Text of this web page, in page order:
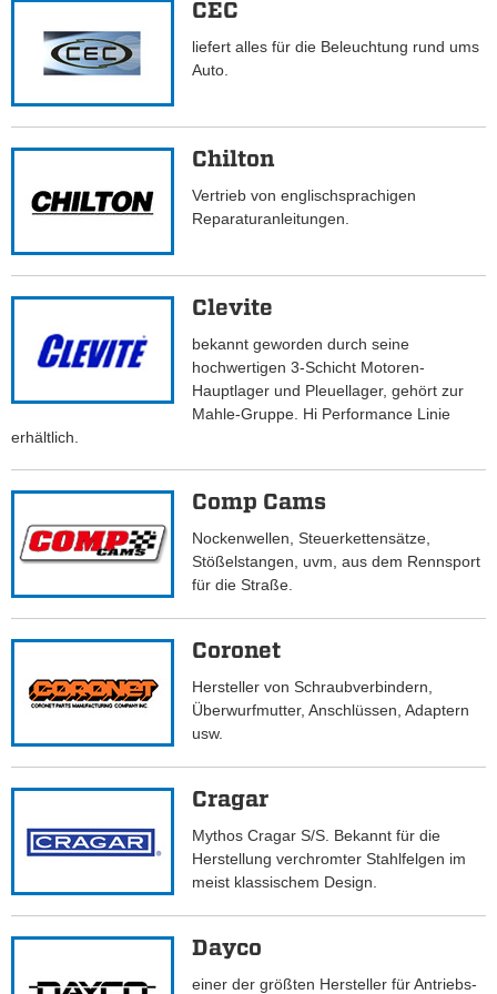
CEC
liefert alles für die Beleuchtung rund ums
Auto.
Chilton
Vertrieb von englischsprachigen
Reparaturanleitungen.
Clevite
bekannt geworden durch seine
hochwertigen 3-Schicht Motoren-
Hauptlager und Pleuellager, gehört zur
Mahle-Gruppe. Hi Performance Linie
erhältlich.
Comp Cams
Nockenwellen, Steuerkettensätze,
Stößelstangen, uvm, aus dem Rennsport
für die Straße.
Coronet
Hersteller von Schraubverbindern,
Überwurfmutter, Anschlüssen, Adaptern
usw.
Cragar
Mythos Cragar S/S. Bekannt für die
Herstellung verchromter Stahlfelgen im
meist klassischem Design.
Dayco
einer der größten Hersteller für Antriebs-